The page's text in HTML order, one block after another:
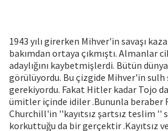
1943 yılı girerken Mihver'in savaşı
bakımdan ortaya çıkmıştı. Almanlar
adaylığını kaybetmişlerdi. Bütün
görülüyordu. Bu çizgide Mihver'in sulh
gerekiyordu. Fakat Hitler kadar Tojo
ümitler içinde idiler .Bununla beraber
Churchill'in ''kayıtsız şartsız teslim ''
korkuttuğu da bir gerçektir .Kayıtsız